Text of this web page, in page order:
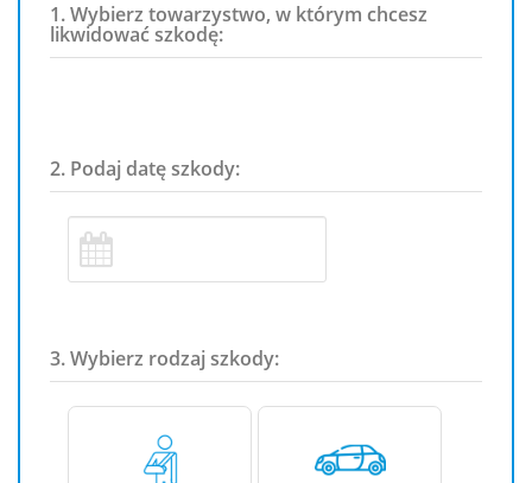
1. Wybierz towarzystwo, w którym chcesz
likwidować szkodę:
2. Podaj datę szkody:
3. Wybierz rodzaj szkody: